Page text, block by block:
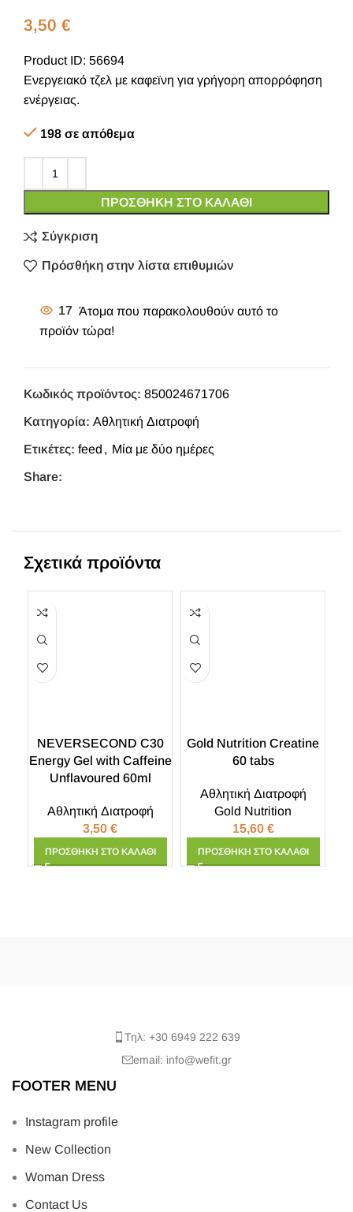
3,50 €
Product ID: 56694
Ενεργειακό τζελ με καφεϊνη για γρήγορη απορρόφηση
ενέργειας.
198 σε απόθεμα
ΠΡΟΣΘΉΚΗ ΣΤΟ ΚΑΛΆΘΙ
Σύγκριση
Πρόσθήκη στην λίστα επιθυμιών
17 Άτομα που παρακολουθούν αυτό το
προϊόν τώρα!
Κωδικός προϊόντος: 850024671706
Κατηγορία: Αθλητική Διατροφή
Ετικέτες: feed , Μία με δύο ημέρες
Share:
Σχετικά προϊόντα
NEVERSECOND C30
Energy Gel with Caffeine
Unflavoured 60ml
Αθλητική Διατροφή
3,50 €
ΠΡΟΣΘΉΚΗ ΣΤΟ ΚΑΛΆΘΙ
Gold Nutrition Creatine
60 tabs
Αθλητική Διατροφή
Gold Nutrition
15,60 €
ΠΡΟΣΘΉΚΗ ΣΤΟ ΚΑΛΆΘΙ
Τηλ: +30 6949 222 639
email: info@wefit.gr
FOOTER MENU
Instagram profile
New Collection
Woman Dress
Contact Us